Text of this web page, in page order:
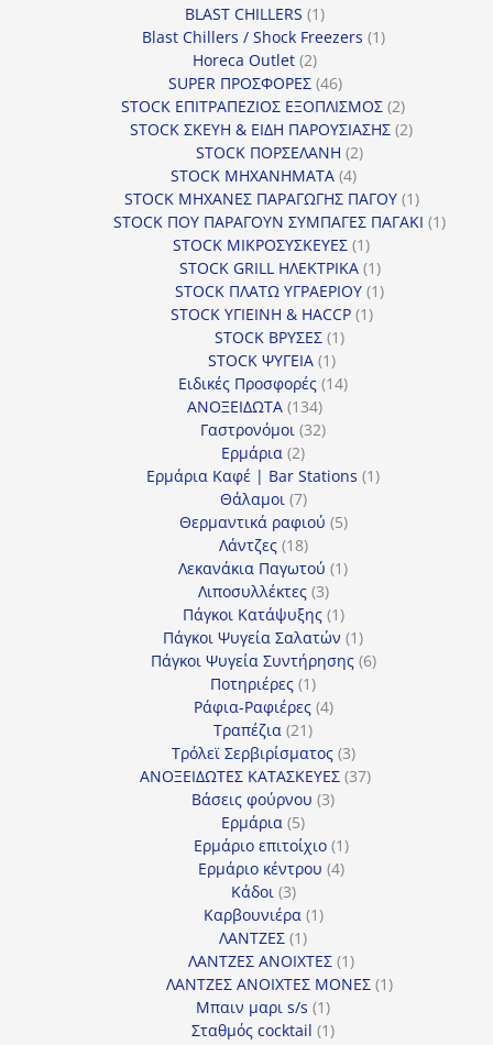
BLAST CHILLERS 11
προϊόν
Blast Chillers / Shock Freezers 11
Horeca Outlet 22
προϊόντα
SUPER ΠΡΟΣΦΟΡΕΣ 4646
προϊόντα
STOCK ΕΠΙΤΡΑΠΕΖΙΟΣ ΕΞΟΠΛΙΣΜΟΣ 22
προϊόντα
STOCK ΣΚΕΥΗ & ΕΙΔΗ ΠΑΡΟΥΣΙΑΣΗΣ 22
STOCK ΠΟΡΣΕΛΑΝΗ 22
STOCK ΜΗΧΑΝΗΜΑΤΑ 44
προϊόντα
STOCK ΜΗΧΑΝΕΣ ΠΑΡΑΓΩΓΗΣ ΠΑΓΟΥ 11
προϊόν
STOCK ΠΟΥ ΠΑΡΑΓΟΥΝ ΣΥΜΠΑΓΕΣ ΠΑΓΑΚΙ 11
STOCK ΜΙΚΡΟΣΥΣΚΕΥΕΣ 11
προϊόν
STOCK GRILL ΗΛΕΚΤΡΙΚΑ 11
προϊόν
STOCK ΠΛΑΤΩ ΥΓΡΑΕΡΙΟΥ 11
STOCK ΥΓΙΕΙΝΗ & HACCP 11
STOCK ΒΡΥΣΕΣ 11
STOCK ΨΥΓΕΙΑ 11
προϊόν
Ειδικές Προσφορές 1414
ΑΝΟΞΕΙΔΩΤΑ 134134
προϊόντα
Γαστρονόμοι 3232
Ερμάρια 22
προϊόντα
Ερμάρια Καφέ | Bar Stations 11
Θάλαμοι 77
προϊόντα
Θερμαντικά ραφιού 55
Λάντζες 1818
προϊόντα
Λεκανάκια Παγωτού 11
Λιποσυλλέκτες 33
προϊόντα
Πάγκοι Κατάψυξης 11
προϊόν
Πάγκοι Ψυγεία Σαλατών 11
προϊόν
Πάγκοι Ψυγεία Συντήρησης 66
Ποτηριέρες 11
προϊόν
Ράφια-Ραφιέρες 44
Τραπέζια 2121
προϊόντα
Τρόλεϊ Σερβιρίσματος 33
προϊόντα
ΑΝΟΞΕΙΔΩΤΕΣ ΚΑΤΑΣΚΕΥΕΣ 3737
Βάσεις φούρνου 33
Ερμάρια 55
προϊόντα
Ερμάριο επιτοίχιο 11
προϊόν
Ερμάριο κέντρου 44
Κάδοι 33
προϊόντα
Καρβουνιέρα 11
ΛΑΝΤΖΕΣ 11
προϊόν
ΛΑΝΤΖΕΣ ΑΝΟΙΧΤΕΣ 11
προϊόν
ΛΑΝΤΖΕΣ ΑΝΟΙΧΤΕΣ ΜΟΝΕΣ 11
Μπαιν μαρι s/s 11
προϊόν
Σταθμός cocktail 11